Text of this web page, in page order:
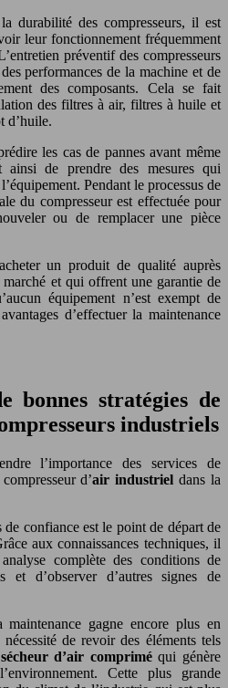
durabilité des compresseurs, il est
leur fonctionnement fréquemment
préventif des compresseurs
performances de la machine et de
des composants. Cela se fait
des filtres à air, filtres à huile et
d’huile.
les cas de pannes avant même
ainsi de prendre des mesures qui
Pendant le processus de
du compresseur est effectuée pour
ou de remplacer une pièce
un produit de qualité auprès
marché et qui offrent une garantie de
équipement n’est exempt de
d’effectuer la maintenance
bonnes stratégies de
industriels
l’importance des services de
d’air industriel dans la
de confiance est le point de départ de
aux connaissances techniques, il
complète des conditions de
et d’observer d’autres signes de
gagne encore plus en
de revoir des éléments tels
sécheur d’air compriméqui génère
Cette plus grande